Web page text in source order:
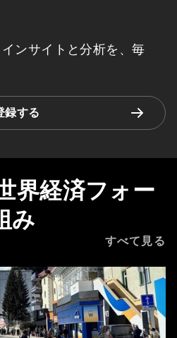
ンサイトと分析を、毎
録する
界経済フォー
み
すべて見る